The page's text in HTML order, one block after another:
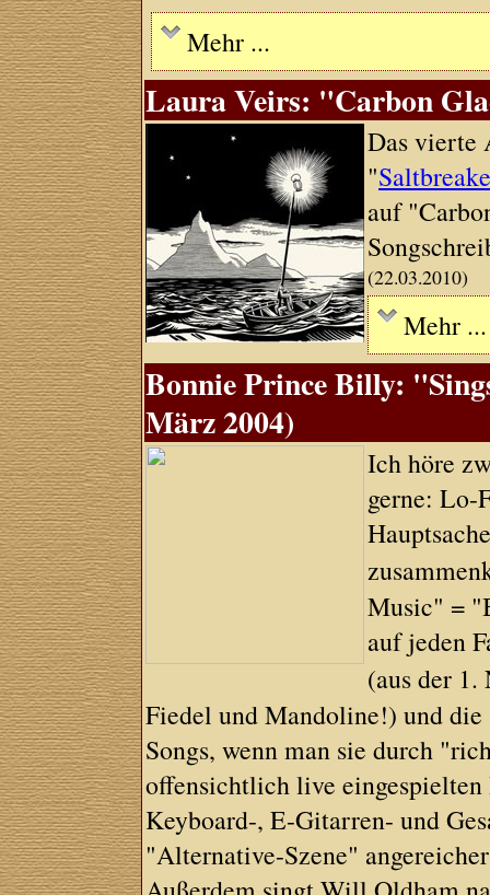
Mehr ...
Laura Veirs: "Carbon
Das vierte
"
auf
(22.03.2010)
Mehr ...
Bonnie Prince Billy:
März 2004)
Ich höre
gerne: Lo-
Music" =
auf jeden
(aus der
Fiedel und Mandoline!) und
Songs, wenn man sie durch
offensichtlich live
Keyboard-, E-Gitarren- und
"Alternative-Szene"